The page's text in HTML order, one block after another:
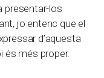
presentar-los
jo entenc que el
d’aquesta
és més proper.